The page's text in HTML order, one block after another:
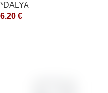
*DALYA
6,20 €